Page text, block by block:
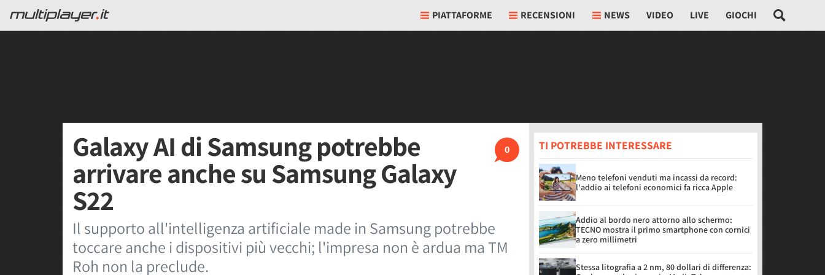
PIATTAFORME RECENSIONI NEWS VIDEO LIVE GIOCHI
0
Galaxy AI di Samsung potrebbe
arrivare anche su Samsung Galaxy
S22
Il supporto all'intelligenza artificiale made in Samsung potrebbe
toccare anche i dispositivi più vecchi; l'impresa non è ardua ma TM
Roh non la preclude.
TI POTREBBE INTERESSARE
Meno telefoni venduti ma incassi da record:
l'addio ai telefoni economici fa ricca Apple
Addio al bordo nero attorno allo schermo:
TECNO mostra il primo smartphone con cornici
a zero millimetri
Stessa litografia a 2 nm, 80 dollari di differenza: